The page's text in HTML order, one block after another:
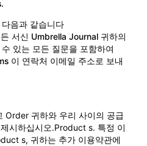
음과 같습니다
서신 Umbrella Journal 귀하의
있는 모든 질문을 포함하여
이 연락처 이메일 주소로 보내
Order 귀하와 우리 사이의 공급
시하십시오.Product s. 특정 이
s, 귀하는 추가 이용약관에